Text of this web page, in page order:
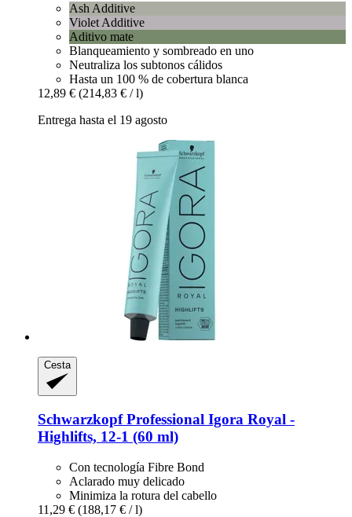
Ash Additive
Violet Additive
Aditivo mate
Blanqueamiento y sombreado en uno
Neutraliza los subtonos cálidos
Hasta un 100 % de cobertura blanca
12,89 € (214,83 € / l)
Entrega hasta el 19 agosto
Cesta
Schwarzkopf Professional Igora Royal -​
Highlifts, 12-​1 (60 ml)
Con tecnología Fibre Bond
Aclarado muy delicado
Minimiza la rotura del cabello
11,29 € (188,17 € / l)